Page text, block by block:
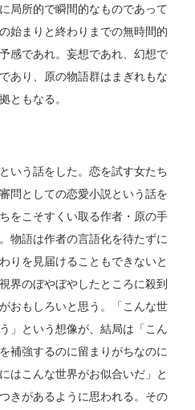
局所的で瞬間的なものであって
始まりと終わりまでの無時間的
感であれ。妄想であれ、幻想で
あり、原の物語群はまぎれもな
ともなる。
いう話をした。恋を試す女たち
問としての恋愛小説という話を
をこそすくい取る作者・原の手
物語は作者の言語化を待たずに
りを見届けることもできないと
界のぼやぼやしたところに殺到
おもしろいと思う。「こんな世
」という想像が、結局は「こん
補強するのに留まりがちなのに
はこんな世界がお似合いだ」と
きがあるように思われる。その